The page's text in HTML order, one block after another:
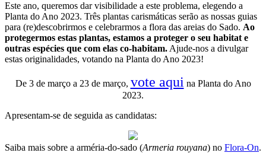
Este ano, queremos dar visibilidade a este problema, elegendo a
Planta do Ano 2023. Três plantas carismáticas serão as nossas guias
para (re)descobrirmos e celebrarmos a flora das areias do Sado. Ao
protegermos estas plantas, estamos a proteger o seu habitat e
outras espécies que com elas co-habitam.Ajude-nos a divulgar
estas originalidades, votando na Planta do Ano 2023!
De 3 de março a 23 de março, vote aquina Planta do Ano
2023.
Apresentam-se de seguida as candidatas:
Saiba mais sobre a arméria-do-sado (Armeria rouyana) no Flora-On.